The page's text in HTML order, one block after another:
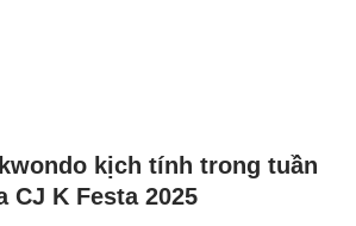
kịch tính trong tuần
CJ K Festa 2025